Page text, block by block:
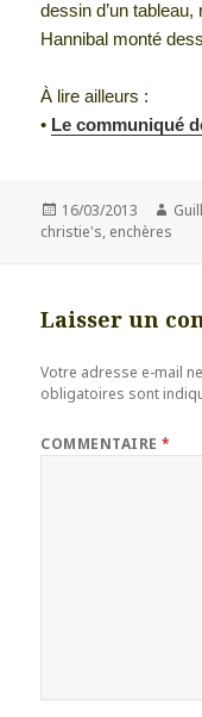
dessin d’un
Hannibal monté
À lire ailleurs :
• Le communiqué
Publié
le
16/03/2013
christie's, enchères
Laisser un
Votre adresse e-mail
obligatoires sont
COMMENTAIRE*